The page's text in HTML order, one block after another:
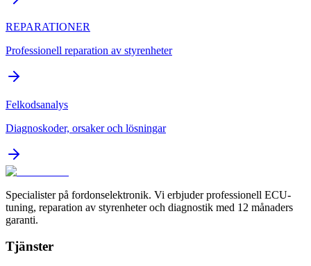
REPARATIONER
Professionell reparation av styrenheter
Felkodsanalys
Diagnoskoder, orsaker och lösningar
Specialister på fordonselektronik. Vi erbjuder professionell ECU-
tuning, reparation av styrenheter och diagnostik med 12 månaders
garanti.
Tjänster